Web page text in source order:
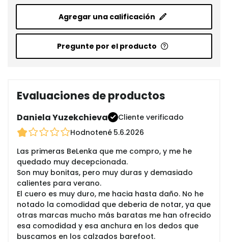
Agregar una calificación
Pregunte por el producto
Evaluaciones de productos
Daniela Yuzekchieva
Cliente verificado
Hodnotené 5.6.2026
Las primeras BeLenka que me compro, y me he
quedado muy decepcionada.
Son muy bonitas, pero muy duras y demasiado
calientes para verano.
El cuero es muy duro, me hacia hasta daño. No he
notado la comodidad que deberia de notar, ya que
otras marcas mucho más baratas me han ofrecido
esa comodidad y esa anchura en los dedos que
buscamos en los calzados barefoot.